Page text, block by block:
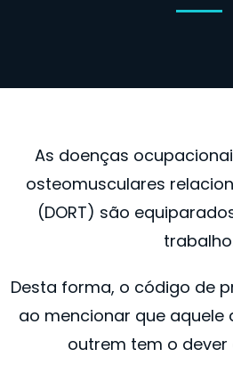
As doenças
osteomusculares
(DORT) são
Desta forma, o código de
ao mencionar que aquele
outrem tem o dever